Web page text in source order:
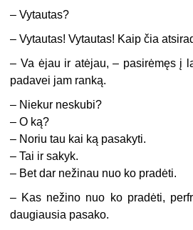
– Vytautas?
– Vytautas! Vytautas! Kaip čia
– Va ėjau ir atėjau, – pasirėmęs į
padavei jam ranką.
– Niekur neskubi?
– O ką?
– Noriu tau kai ką pasakyti.
– Tai ir sakyk.
– Bet dar nežinau nuo ko pradėti.
– Kas nežino nuo ko pradėti,
daugiausia pasako.